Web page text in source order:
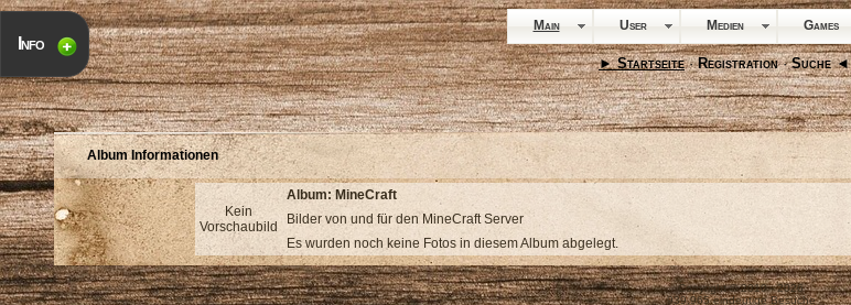
Main User Medien Games
► Startseite · Registration · Suche ◄
Info
Album Informationen
Kein
Vorschaubild
Album: MineCraft
Bilder von und für den MineCraft Server
Es wurden noch keine Fotos in diesem Album abgelegt.
Copyright © 2010 - 2026
939,965 eindeutige Besuche